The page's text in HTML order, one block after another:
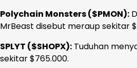
Polychain Monsters ($PMON):
MrBeast disebut meraup sekitar
SPLYT ($SHOPX): Tuduhan
sekitar $765.000.